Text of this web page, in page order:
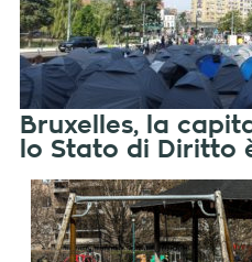
Bruxelles, la
lo Stato di Diritto